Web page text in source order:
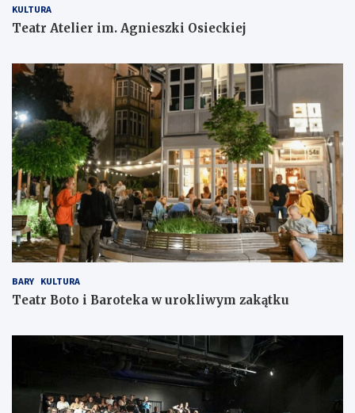
KULTURA
Teatr Atelier im. Agnieszki Osieckiej
BARY KULTURA
Teatr Boto i Baroteka w urokliwym zakątku